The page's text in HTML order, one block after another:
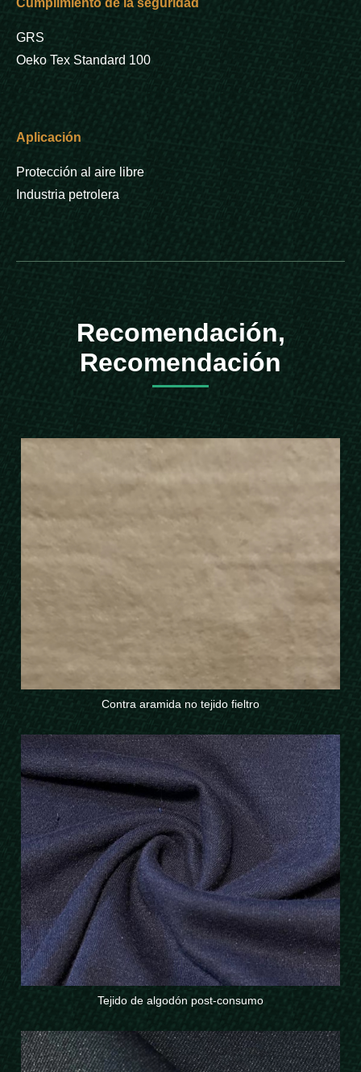
GRS
Oeko Tex Standard 100
Aplicación
Protección al aire libre
Industria petrolera
Recomendación,
Recomendación
Contra aramida no tejido fieltro
Tejido de algodón post-consumo